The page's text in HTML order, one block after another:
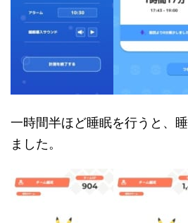
一時間半ほど睡眠を行うと、
ました。